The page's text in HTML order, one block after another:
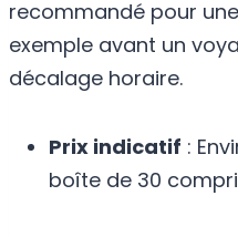
recommandé pour
exemple avant un
décalage horaire.
Prix indicatif :
boîte de 30